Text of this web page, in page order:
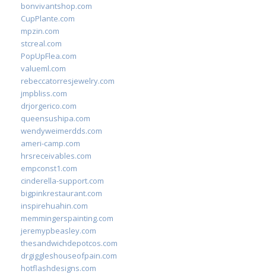
bonvivantshop.com
CupPlante.com
mpzin.com
stcreal.com
PopUpFlea.com
valueml.com
rebeccatorresjewelry.com
jmpbliss.com
drjorgerico.com
queensushipa.com
wendyweimerdds.com
ameri-camp.com
hrsreceivables.com
empconst1.com
cinderella-support.com
bigpinkrestaurant.com
inspirehuahin.com
memmingerspainting.com
jeremypbeasley.com
thesandwichdepotcos.com
drgiggleshouseofpain.com
hotflashdesigns.com